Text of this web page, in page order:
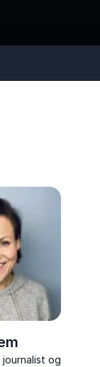
journalist og